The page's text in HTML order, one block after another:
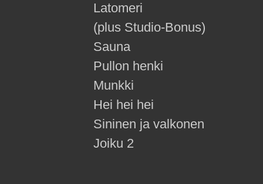
Latomeri
(plus Studio-Bonus)
Sauna
Pullon henki
Munkki
Hei hei hei
Sininen ja valkonen
Joiku 2